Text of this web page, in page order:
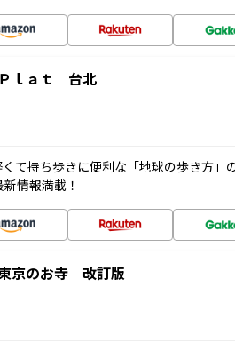
ｌａｔ 台北
て持ち歩きに便利な「地球の歩き方」
情報満載！
京のお寺 改訂版